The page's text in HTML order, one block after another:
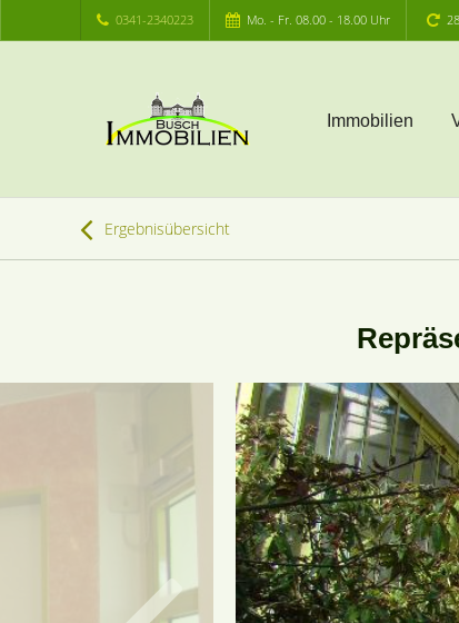
0341-2340223 Mo. - Fr. 08.00 - 18.00 Uhr
Immobilien
Ergebnisübersicht